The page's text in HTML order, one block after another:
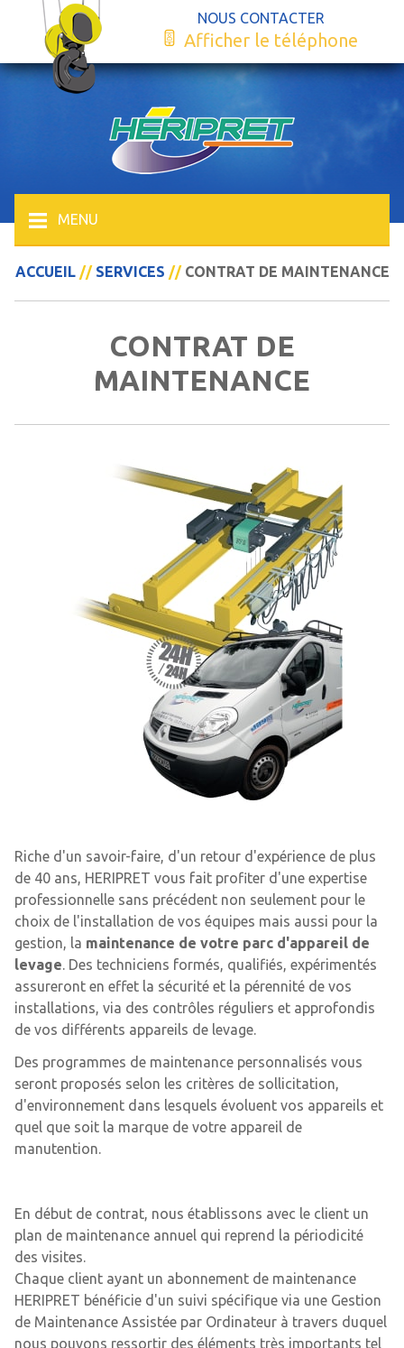
NOUS CONTACTER
Afficher le téléphone
MENU
ACCUEIL// SERVICES // CONTRAT DE MAINTENANCE
CONTRAT DE
MAINTENANCE
Riche d'un savoir-faire, d'un retour d'expérience de plus
de 40 ans, HERIPRET vous fait profiter d'une expertise
professionnelle sans précédent non seulement pour le
choix de l'installation de vos équipes mais aussi pour la
gestion, la maintenance de votre parc d'appareil de
levage. Des techniciens formés, qualifiés, expérimentés
assureront en effet la sécurité et la pérennité de vos
installations, via des contrôles réguliers et approfondis
de vos différents appareils de levage.
Des programmes de maintenance personnalisés vous
seront proposés selon les critères de sollicitation,
d'environnement dans lesquels évoluent vos appareils et
quel que soit la marque de votre appareil de
manutention.
En début de contrat, nous établissons avec le client un
plan de maintenance annuel qui reprend la périodicité
des visites.
Chaque client ayant un abonnement de maintenance
HERIPRET bénéficie d'un suivi spécifique via une Gestion
de Maintenance Assistée par Ordinateur à travers duquel
nous pouvons ressortir des éléments très importants tel